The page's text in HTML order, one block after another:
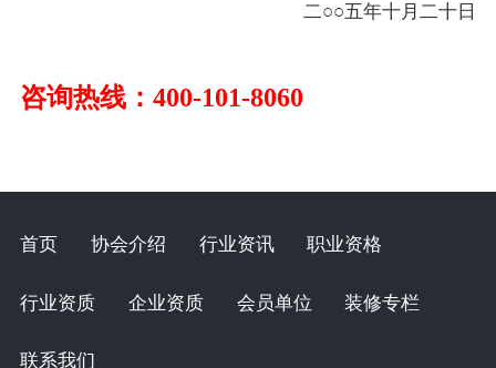
二○○五年十月二十日
咨询热线：400-101-8060
首页 协会介绍 行业资讯 职业资格
行业资质 企业资质 会员单位 装修专栏
联系我们